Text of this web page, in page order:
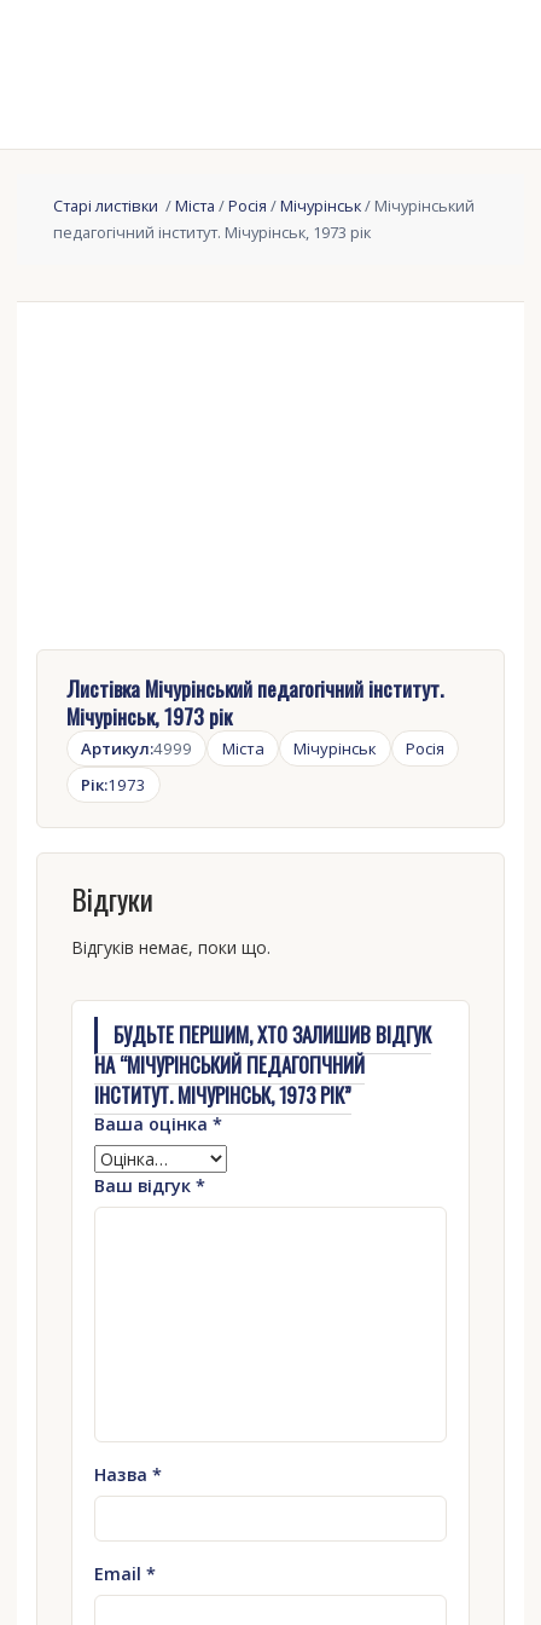
Старі листівки /Міста /Росія /Мічурінськ/ Мічурінський
педагогічний інститут. Мічурінськ, 1973 рік
Листівка Мічурінський педагогічний інститут.
Мічурінськ, 1973 рік
Артикул:4999 Міста Мічурінськ
Росія
Рік:1973
Відгуки
Відгуків немає, поки що.
БУДЬТЕ ПЕРШИМ, ХТО ЗАЛИШИВ ВІДГУК
НА “МІЧУРІНСЬКИЙ ПЕДАГОГІЧНИЙ
ІНСТИТУТ. МІЧУРІНСЬК, 1973 РІК”
Ваша оцінка *
Ваш відгук *
Назва *
Email *